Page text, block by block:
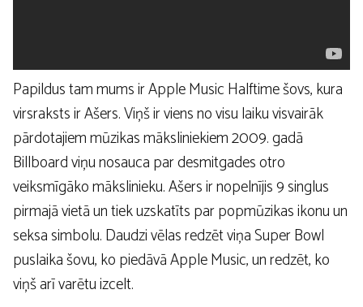
Papildus tam mums ir Apple Music Halftime šovs, kura
virsraksts ir Ašers. Viņš ir viens no visu laiku visvairāk
pārdotajiem mūzikas māksliniekiem 2009. gadā
Billboard viņu nosauca par desmitgades otro
veiksmīgāko mākslinieku. Ašers ir nopelnījis 9 singlus
pirmajā vietā un tiek uzskatīts par popmūzikas ikonu un
seksa simbolu. Daudzi vēlas redzēt viņa Super Bowl
puslaika šovu, ko piedāvā Apple Music, un redzēt, ko
viņš arī varētu izcelt.